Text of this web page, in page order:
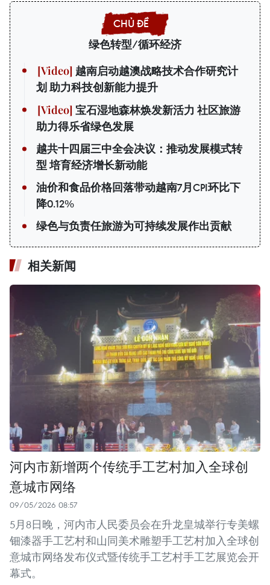
绿色转型/循环经济
越南启动越澳战略技术合作研究计
划 助力科技创新能力提升
宝石湿地森林焕发新活力 社区旅游
助力得乐省绿色发展
越共十四届三中全会决议：推动发展模式转
型 培育经济增长新动能
油价和食品价格回落带动越南7月CPI环比下
降0.12%
绿色与负责任旅游为可持续发展作出贡献
相关新闻
河内市新增两个传统手工艺村加入全球创
意城市网络
09/05/2026 08:57
5月8日晚，河内市人民委员会在升龙皇城举行专美螺
钿漆器手工艺村和山同美术雕塑手工艺村加入全球创
意城市网络发布仪式暨传统手工艺村手工艺展览会开
幕式。